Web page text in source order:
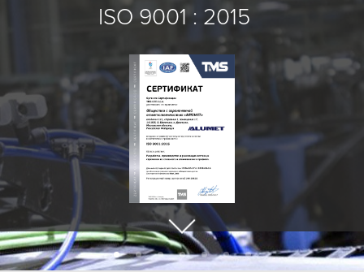
ISO 9001 : 2015